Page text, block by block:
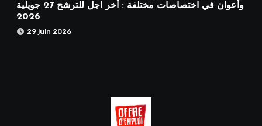
وأعوان في اختصاصات مختلفة : أخر اجل للترشح 27 جويلية
2026
29 juin 2026